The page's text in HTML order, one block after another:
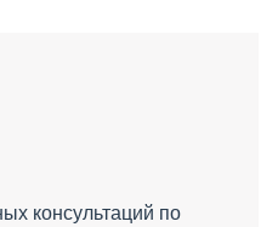
консультаций по